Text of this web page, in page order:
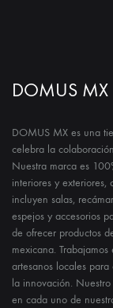
DOMUS MX
DOMUS MX es una
celebra la
Nuestra marca es
interiores y
incluyen salas,
espejos y accesorios
de ofrecer productos
mexicana.
artesanos locales
la innovación.
en cada uno de